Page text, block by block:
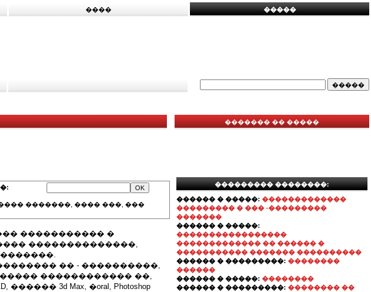
���� �����
�������, ���� ���, ���
����������� �
��������������,
�� - ����������,
������������ ��,
3d Max, �oral, Photoshop
������� �� �����
��������� ��������:
������ � �����: �������������
��������� � ��� -���������
�������
������ � �����:
�����������������
������������� �� ������ �
����������� ������� ����������
������ � ���������: ��������
������
������ � �����: ��������
������ � ���������: �������� ��